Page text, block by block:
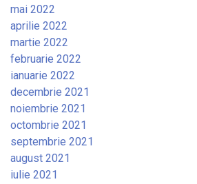
mai 2022
aprilie 2022
martie 2022
februarie 2022
ianuarie 2022
decembrie 2021
noiembrie 2021
octombrie 2021
septembrie 2021
august 2021
iulie 2021